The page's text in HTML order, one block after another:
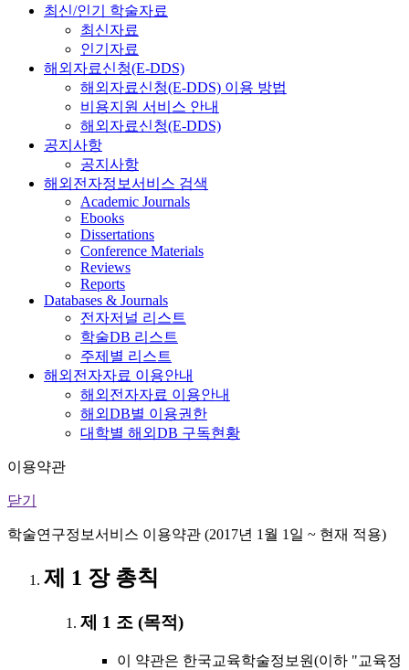
최신/인기 학술자료
최신자료
인기자료
해외자료신청(E-DDS)
해외자료신청(E-DDS) 이용 방법
비용지원 서비스 안내
해외자료신청(E-DDS)
공지사항
공지사항
해외전자정보서비스 검색
Academic Journals
Ebooks
Dissertations
Conference Materials
Reviews
Reports
Databases & Journals
전자저널 리스트
학술DB 리스트
주제별 리스트
해외전자자료 이용안내
해외전자자료 이용안내
해외DB별 이용권한
대학별 해외DB 구독현황
이용약관
닫기
학술연구정보서비스 이용약관 (2017년 1월 1일 ~ 현재 적용)
제 1 장 총칙
제 1 조 (목적)
이 약관은 한국교육학술정보원(이하 "교육정